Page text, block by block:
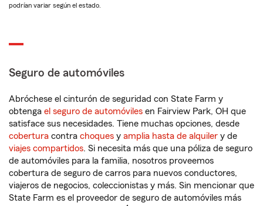
podrían variar según el estado.
Seguro de automóviles
Abróchese el cinturón de seguridad con State Farm y
obtenga el seguro de automóviles en Fairview Park, OH que
satisface sus necesidades. Tiene muchas opciones, desde
cobertura contra choques y amplia hasta de alquiler y de
viajes compartidos. Si necesita más que una póliza de seguro
de automóviles para la familia, nosotros proveemos
cobertura de seguro de carros para nuevos conductores,
viajeros de negocios, coleccionistas y más. Sin mencionar que
State Farm es el proveedor de seguro de automóviles más